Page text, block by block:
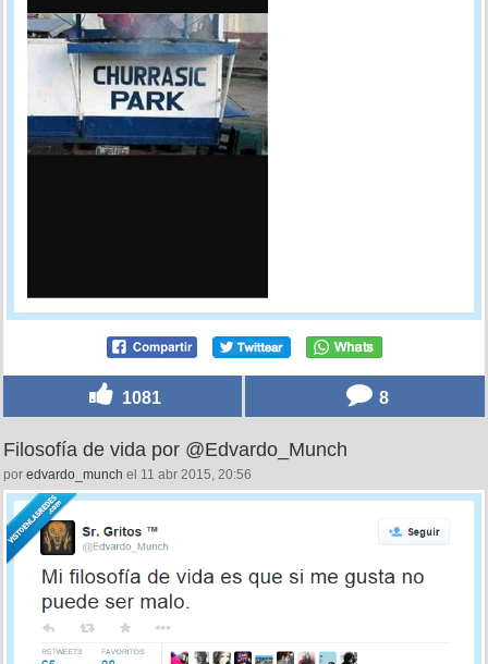
1081 8
Filosofía de vida por @Edvardo_Munch
por edvardo_munch el 11 abr 2015, 20:56